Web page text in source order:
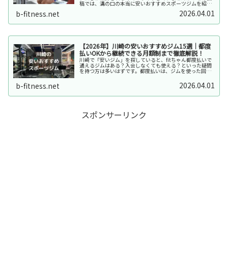
稿では、溝の口の本当に安いおすすめスポーツジムを紹介
します。※タップして好きなジャンルのジムにジャンプで
b-fitness.net 2026.04.01
【2026年】川崎の安いおすすめジム15選｜都度
払いOKから継続できる月額制まで徹底解説！
川崎で「安いジム」を探していると、fitちゃん都度払いで
通えるジムはある？入会しなくても使える？といった疑問
を持つ方は多いはずです。都度払いは、ジムを使った回数
b-fitness.net 2026.04.01
スポンサーリンク